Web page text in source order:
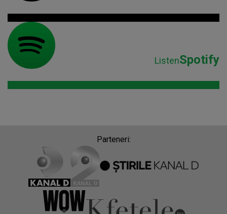
ListenSpotify
Parteneri: